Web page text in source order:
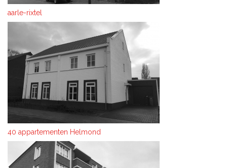
aarle-rixtel
40 appartementen Helmond